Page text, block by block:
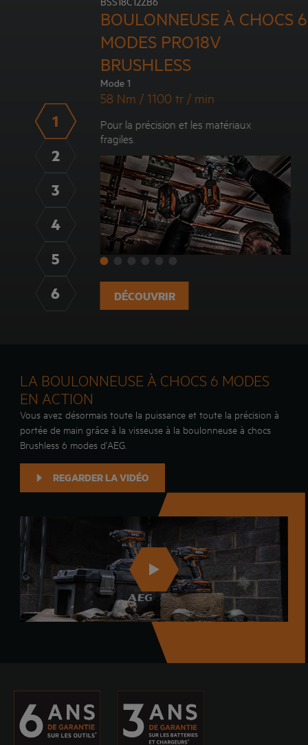
1
2
3
4
5
6
BOULONNEUSE À CHOCS 6
MODES PRO18V
BRUSHLESS
Mode 1
58 Nm / 1100 tr / min
Pour la précision et les matériaux
fragiles.
DÉCOUVRIR
LA BOULONNEUSE À CHOCS 6 MODES
EN ACTION
Vous avez désormais toute la puissance et toute la précision à
portée de main grâce à la visseuse à la boulonneuse à chocs
Brushless 6 modes d'AEG.
REGARDER LA VIDÉO